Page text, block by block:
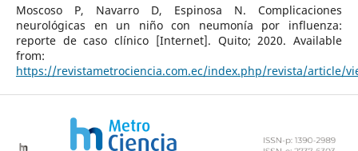
Moscoso P, Navarro D, Espinosa N. Complicaciones
neurológicas en un niño con neumonía por influenza:
reporte de caso clínico [Internet]. Quito; 2020. Available
from:
https://revistametrociencia.com.ec/index.php/revista/article/